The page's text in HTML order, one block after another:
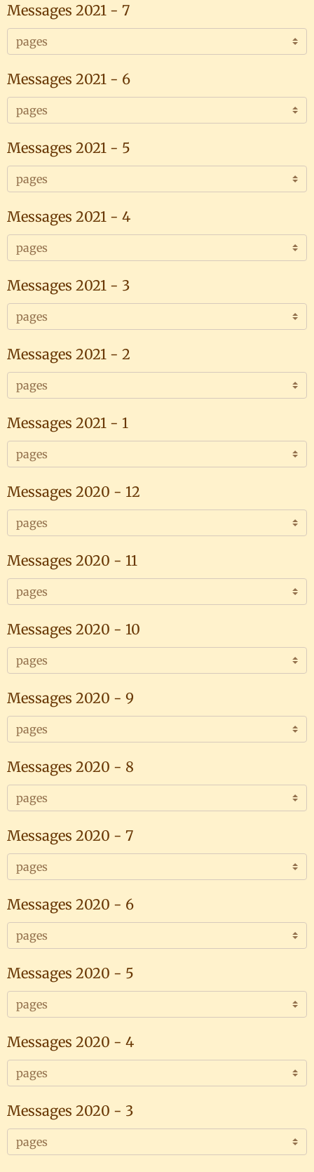
Messages 2021 - 7
Messages 2021 - 6
Messages 2021 - 5
Messages 2021 - 4
Messages 2021 - 3
Messages 2021 - 2
Messages 2021 - 1
Messages 2020 - 12
Messages 2020 - 11
Messages 2020 - 10
Messages 2020 - 9
Messages 2020 - 8
Messages 2020 - 7
Messages 2020 - 6
Messages 2020 - 5
Messages 2020 - 4
Messages 2020 - 3